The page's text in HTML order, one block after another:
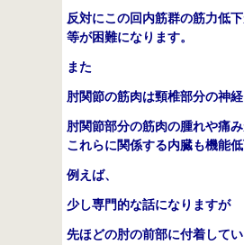
反対にこの回内筋群の筋力低
等が困難になります。
また
肘関節の筋肉は頸椎部分の神
肘関節部分の筋肉の腫れや痛
これらに関係する内臓も機能
例えば、
少し専門的な話になりますが
先ほどの肘の前部に付着して